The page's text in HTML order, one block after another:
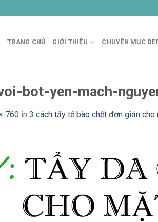
TRANG CHỦ GIỚI THIỆU CHUYÊN MỤC
bot-yen-mach-
760 in 3 cách tẩy tế bào chết đơn giản cho